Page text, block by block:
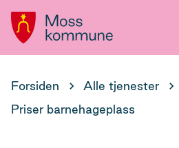
Hovedportal
Du
her:
Forsiden Alle tjenester
Priser barnehageplass